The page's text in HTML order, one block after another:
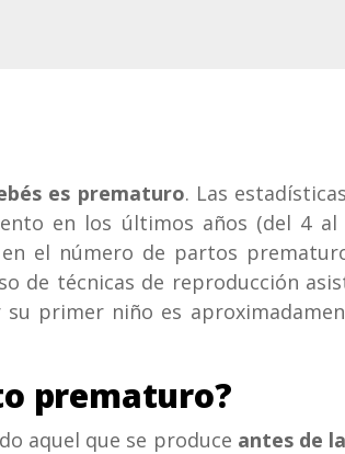
es prematuro. Las
en los últimos años (del 4 al
el número de partos
de técnicas de reproducción
primer niño es
prematuro?
aquel que se produce antes de